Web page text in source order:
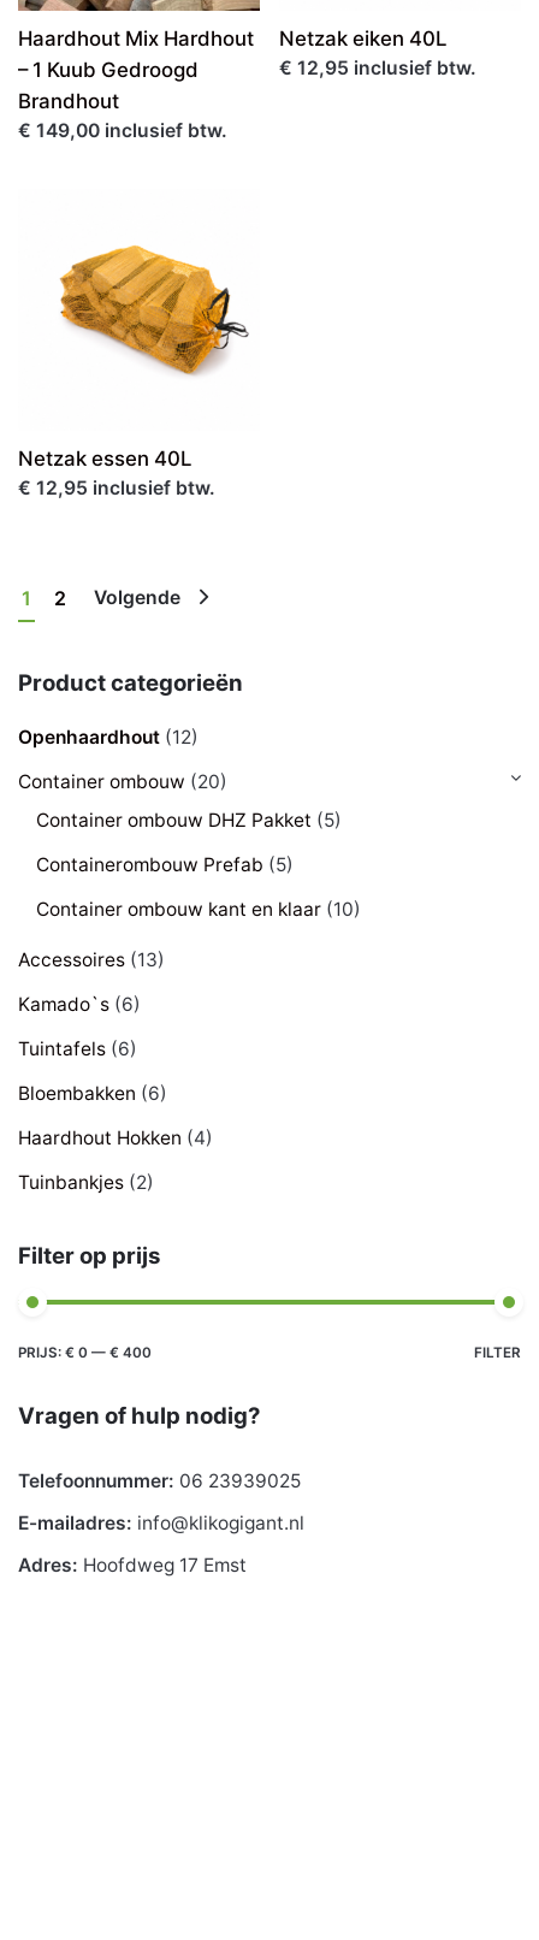
Product categorieën
Openhaardhout (12)
Container ombouw (20)
Container ombouw DHZ Pakket (5)
Containerombouw Prefab (5)
Container ombouw kant en klaar (10)
Accessoires (13)
Kamado`s (6)
Tuintafels (6)
Bloembakken (6)
Haardhout Hokken (4)
Tuinbankjes (2)
Filter op prijs
Min.
Max.
FILTER
PRIJS: € 0 — € 400
Vragen of hulp nodig?
Telefoonnummer: 06 23939025
E-mailadres: info@klikogigant.nl
Adres: Hoofdweg 17 Emst
Haardhout Mix Hardhout
– 1 Kuub Gedroogd
Brandhout
€ 149,00 inclusief btw.
Netzak eiken 40L
€ 12,95 inclusief btw.
Netzak essen 40L
€ 12,95 inclusief btw.
1 2 Volgende